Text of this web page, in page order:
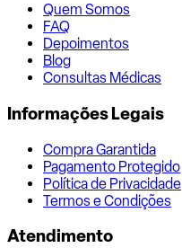
Quem Somos
FAQ
Depoimentos
Blog
Consultas Médicas
Informações Legais
Compra Garantida
Pagamento Protegido
Política de Privacidade
Termos e Condições
Atendimento